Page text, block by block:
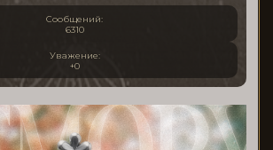
Сообщений:
6310
Уважение:
+0